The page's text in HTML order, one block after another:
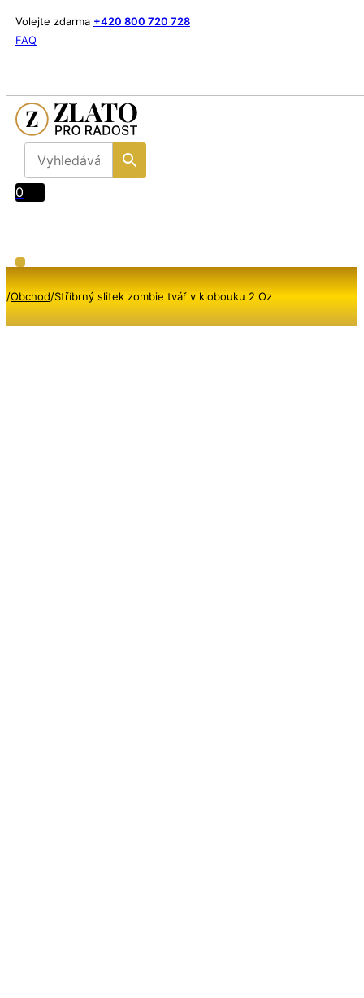
Volejte zdarma +420 800 720 728
FAQ
0
/Obchod/Stříbrný slitek zombie tvář v klobouku 2 Oz